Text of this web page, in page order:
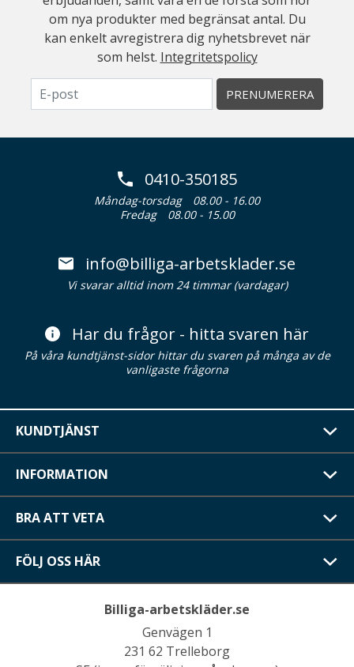
om nya produkter med begränsat antal. Du
kan enkelt avregistrera dig nyhetsbrevet när
som helst. Integritetspolicy
PRENUMERERA
0410-350185
Måndag-torsdag
08.00 - 16.00
Fredag
08.00 - 15.00
info@billiga-arbetsklader.se
Vi svarar alltid inom 24 timmar (vardagar)
Har du frågor - hitta svaren här
På våra kundtjänst-sidor hittar du svaren på många av de
vanligaste frågorna
KUNDTJÄNST
INFORMATION
BRA ATT VETA
FÖLJ OSS HÄR
Billiga-arbetskläder.se
Genvägen 1
231 62 Trelleborg